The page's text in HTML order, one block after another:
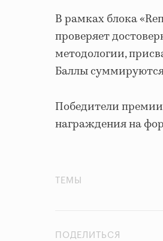
В рамках блока
проверяет
методологии,
Баллы
Победители премии
награждения на
ТЕМЫ
ПОДЕЛИТЬСЯ